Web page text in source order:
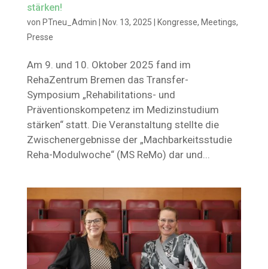
stärken!
von PTneu_Admin Nov. 13, 2025 Kongresse, Meetings,
Presse
Am 9. und 10. Oktober 2025 fand im
RehaZentrum Bremen das Transfer-
Symposium „Rehabilitations- und
Präventionskompetenz im Medizinstudium
stärken“ statt. Die Veranstaltung stellte die
Zwischenergebnisse der „Machbarkeitsstudie
Reha-Modulwoche“ (MS ReMo) dar und...